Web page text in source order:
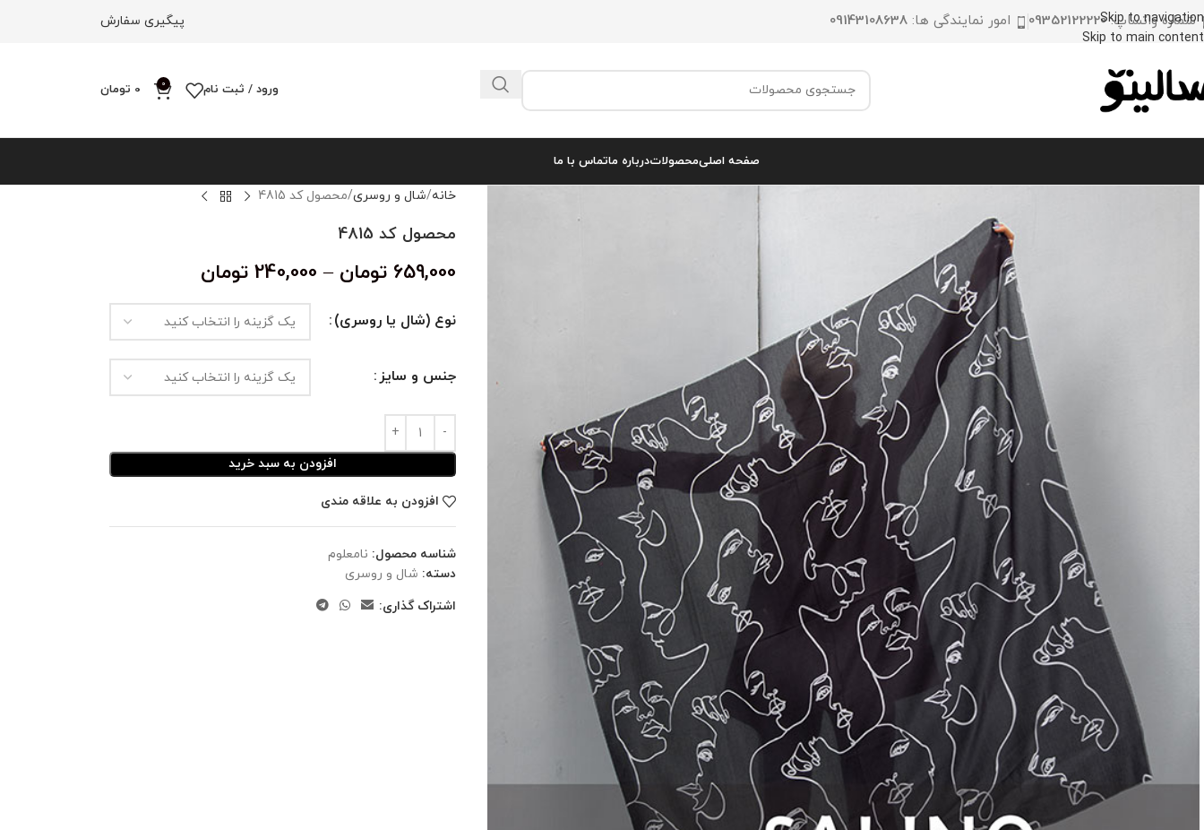
Skip to navigation
Skip to main content
شماره واتساپ:09352122220 امور نمایندگی ها: 09143108638 پیگیری سفارش
ورود / ثبت نام 0
0 تومان
صفحه اصلیمحصولاتدرباره ماتماس با ما
خانه شال و روسری محصول کد 4815
محصول کد 4815
659,000 تومان –
240,000 تومان
نوع (شال یا روسری)
جنس و سایز
افزودن به سبد خرید
افزودن به علاقه مندی
شناسه محصول: نامعلوم
دسته: شال و روسری
اشتراک گذاری: